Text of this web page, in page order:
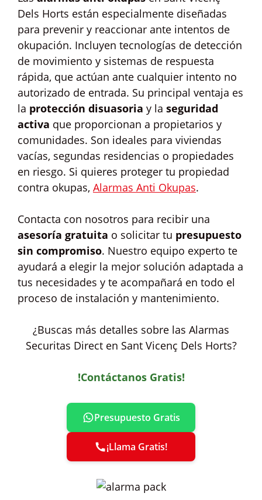
Dels Horts están especialmente diseñadas
para prevenir y reaccionar ante intentos de
okupación. Incluyen tecnologías de detección
de movimiento y sistemas de respuesta
rápida, que actúan ante cualquier intento no
autorizado de entrada. Su principal ventaja es
la protección disuasoria y la seguridad
activa que proporcionan a propietarios y
comunidades. Son ideales para viviendas
vacías, segundas residencias o propiedades
en riesgo. Si quieres proteger tu propiedad
contra okupas, Alarmas Anti Okupas.
Contacta con nosotros para recibir una
asesoría gratuita o solicitar tu presupuesto
sin compromiso. Nuestro equipo experto te
ayudará a elegir la mejor solución adaptada a
tus necesidades y te acompañará en todo el
proceso de instalación y mantenimiento.
¿Buscas más detalles sobre las Alarmas
Securitas Direct en Sant Vicenç Dels Horts?
!Contáctanos Gratis!
Presupuesto Gratis
¡Llama Gratis!